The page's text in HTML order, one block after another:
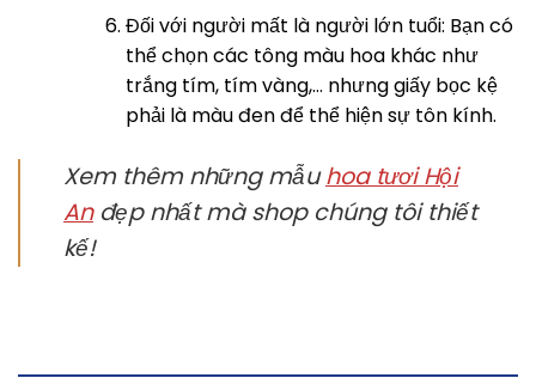
Đối với người mất là người lớn tuổi: Bạn có
thể chọn các tông màu hoa khác như
trắng tím, tím vàng,… nhưng giấy bọc kệ
phải là màu đen để thể hiện sự tôn kính.
Xem thêm những mẫuhoa tươi Hội
Anđẹp nhất mà shop chúng tôi thiết
kế!